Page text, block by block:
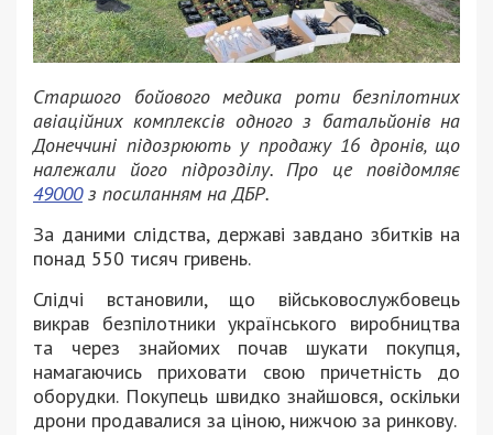
Старшого бойового медика роти безпілотних
авіаційних комплексів одного з батальйонів на
Донеччині підозрюють у продажу 16 дронів, що
належали його підрозділу. Про це повідомляє
49000з посиланням на ДБР.
За даними слідства, державі завдано збитків на
понад 550 тисяч гривень.
Слідчі встановили, що військовослужбовець
викрав безпілотники українського виробництва
та через знайомих почав шукати покупця,
намагаючись приховати свою причетність до
оборудки. Покупець швидко знайшовся, оскільки
дрони продавалися за ціною, нижчою за ринкову.